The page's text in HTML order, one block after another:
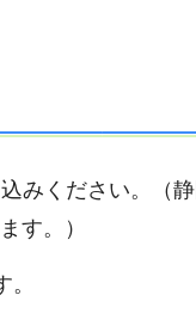
みください。（
す。）